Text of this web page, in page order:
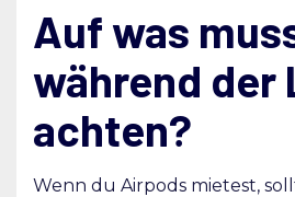
Auf was
während der
achten?
Wenn du Airpods mietest,